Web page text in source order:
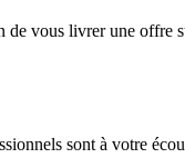
vous livrer une offre
sont à votre